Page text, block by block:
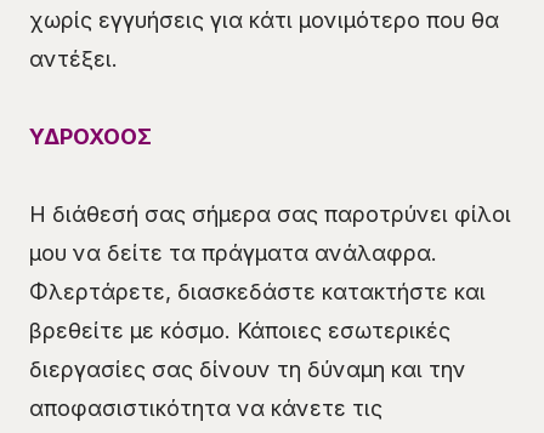
χωρίς εγγυήσεις για κάτι μονιμότερο που θα
αντέξει.
ΥΔΡΟΧΟΟΣ
Η διάθεσή σας σήμερα σας παροτρύνει φίλοι
μου να δείτε τα πράγματα ανάλαφρα.
Φλερτάρετε, διασκεδάστε κατακτήστε και
βρεθείτε με κόσμο. Κάποιες εσωτερικές
διεργασίες σας δίνουν τη δύναμη και την
αποφασιστικότητα να κάνετε τις